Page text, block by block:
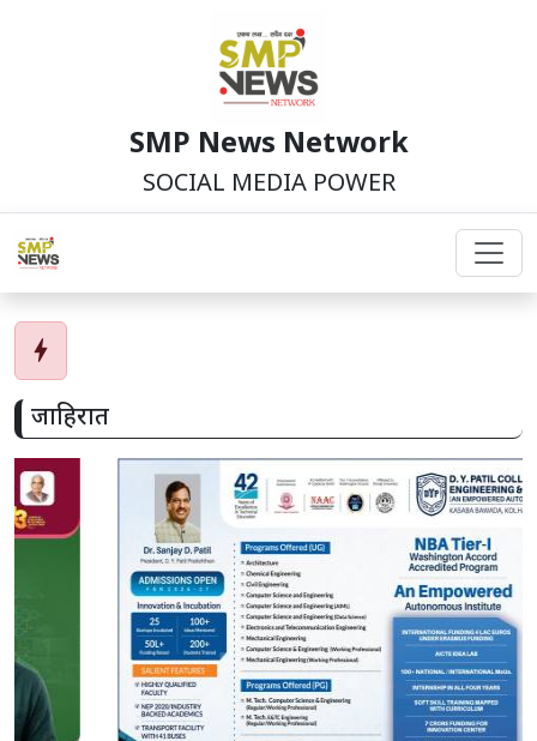
SMP News Network
SOCIAL MEDIA POWER
bolt
जाहिरात